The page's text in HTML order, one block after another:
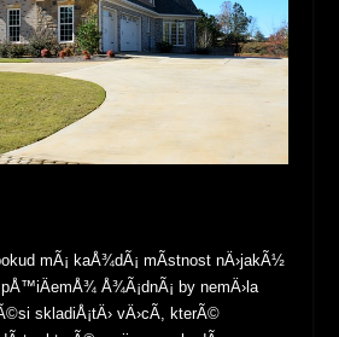
mÃ¡ kaÅ¾dÃ¡ mÃ­stnost nÄ›jakÃ½
Å¾Ã¡dnÃ¡ by nemÄ›la
skladiÅ¡tÄ› vÄ›cÃ­, kterÃ©